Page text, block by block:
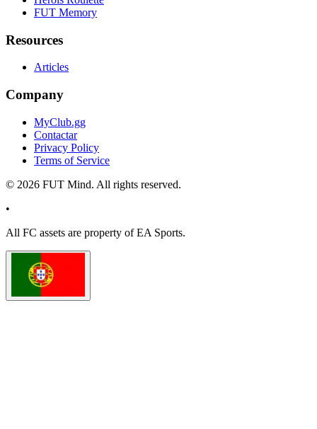
FUT Memory
Resources
Articles
Company
MyClub.gg
Contactar
Privacy Policy
Terms of Service
© 2026 FUT Mind. All rights reserved.
•
All FC assets are property of EA Sports.